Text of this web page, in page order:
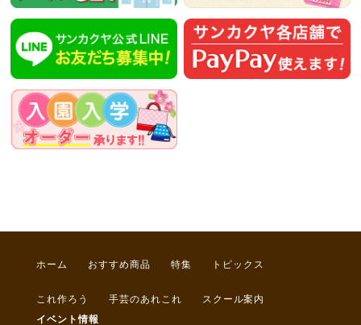
ホーム おすすめ商品 特集 トピックス
これ作ろう 手芸のあれこれ
スクール案内
イベント情報